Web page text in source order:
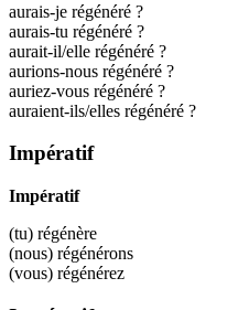
aurais-je régénéré ?
aurais-tu régénéré ?
aurait-il/elle régénéré ?
aurions-nous régénéré ?
auriez-vous régénéré ?
auraient-ils/elles régénéré ?
Impératif
Impératif
(tu) régénère
(nous) régénérons
(vous) régénérez